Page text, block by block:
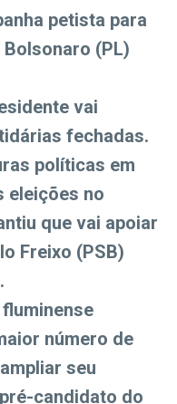
petista para
(PL)
vai
fechadas.
políticas em
eleições no
que vai apoiar
Freixo (PSB)
número de
seu
candidato do